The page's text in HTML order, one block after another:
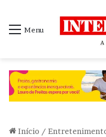
Menu
Início /